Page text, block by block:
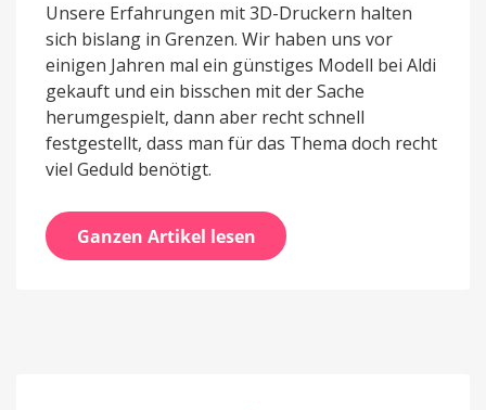
Unsere Erfahrungen mit 3D-Druckern halten
sich bislang in Grenzen. Wir haben uns vor
einigen Jahren mal ein günstiges Modell bei Aldi
gekauft und ein bisschen mit der Sache
herumgespielt, dann aber recht schnell
festgestellt, dass man für das Thema doch recht
viel Geduld benötigt.
Ganzen Artikel lesen